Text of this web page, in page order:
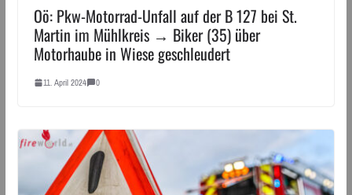
Oö: Pkw-Motorrad-Unfall auf der B 127 bei St.
Martin im Mühlkreis → Biker (35) über
Motorhaube in Wiese geschleudert
11. April 2024 0